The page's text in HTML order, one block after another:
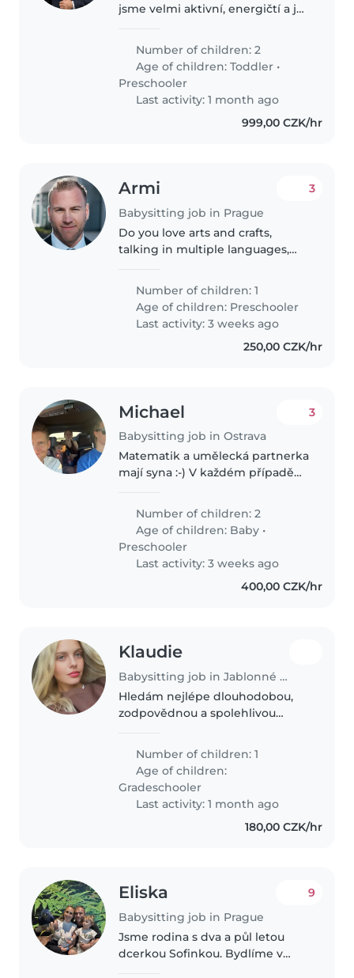
jsme velmi aktivní, energičtí a je
Number of children: 2
Age of children:Toddler •
Preschooler
Last activity: 1 month ago
999,00 CZK/hr
Armi
Babysitting job in Prague
3
Do you love arts and crafts,
talking in multiple languages,
to meet you.
Number of children: 1
Age of children: Preschooler
Last activity: 3 weeks ago
250,00 CZK/hr
Michael
Babysitting job in Ostrava
3
Matematik a umělecká partnerka
mají syna :-) V každém případě
Částečně pendluji mezi Prahou a
Ostravou, partnerka s našim 4
měsíčním synem se nyní
Number of children: 2
Age of children: Baby •
Preschooler
Last activity: 3 weeks ago
400,00 CZK/hr
Klaudie
Babysitting job in Jablonné v Podještědí
Hledám nejlépe dlouhodobou,
zodpovědnou a spolehlivou
dceru. Vždy jeden víkend v
měsíci.
Number of children: 1
Age of children:
Gradeschooler
Last activity: 1 month ago
180,00 CZK/hr
Eliska
Babysitting job in Prague
9
Jsme rodina s dva a půl letou
dcerkou Sofinkou. Bydlíme v